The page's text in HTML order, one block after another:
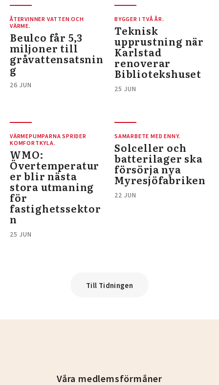
ÅTERVINNER VATTEN OCH
VÄRME.
Beulco får 5,3
miljoner till
gråvattensatsnin
g
26 JUN
BYGGER I TVÅ ÅR.
Teknisk
upprustning när
Karlstad
renoverar
Bibliotekshuset
25 JUN
VÄRMEPUMPARNA SPRIDER
KOMFORTKYLA.
WMO:
Övertemperatur
er blir nästa
stora utmaning
för
fastighetssektor
n
25 JUN
SAMARBETE MED ENNY.
Solceller och
batterilager ska
försörja nya
Myresjöfabriken
22 JUN
Till Tidningen
Våra medlemsförmåner